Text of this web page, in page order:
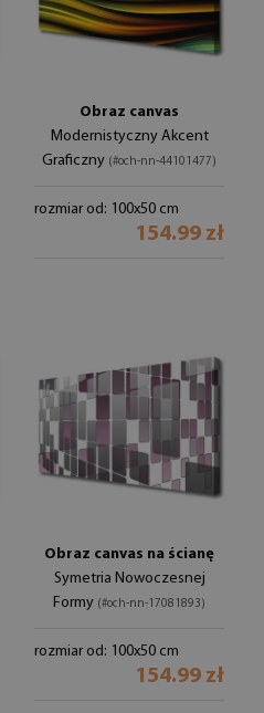
Obraz canvas
Modernistyczny Akcent
Graficzny (#och-nn-44101477)
rozmiar od: 100x50 cm
154.99 zł
Obraz canvas na ścianę
Symetria Nowoczesnej
Formy (#och-nn-17081893)
rozmiar od: 100x50 cm
154.99 zł